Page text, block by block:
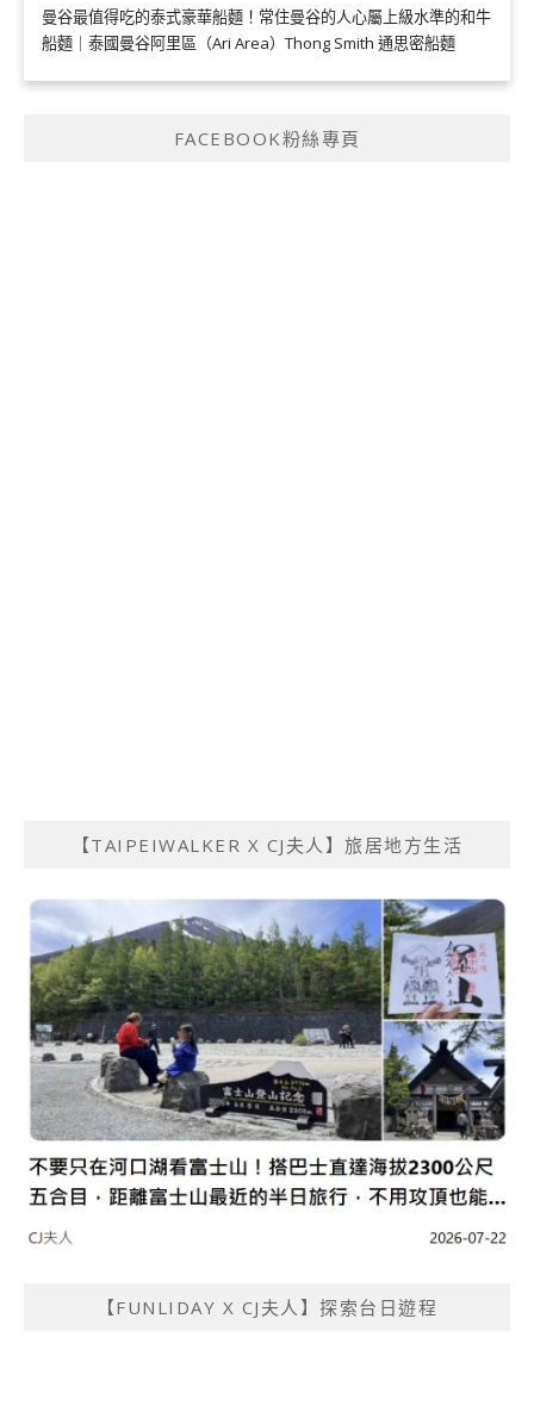
曼谷最值得吃的泰式豪華船麵！常住曼谷的人心屬上級水準的和牛
船麵｜泰國曼谷阿里區（Ari Area）Thong Smith 通思密船麵
FACEBOOK粉絲專頁
【TAIPEIWALKER X CJ夫人】旅居地方生活
【FUNLIDAY X CJ夫人】探索台日遊程